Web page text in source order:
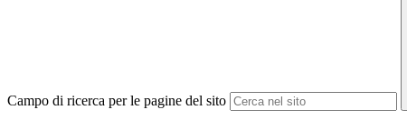
Campo di ricerca per le pagine del sito